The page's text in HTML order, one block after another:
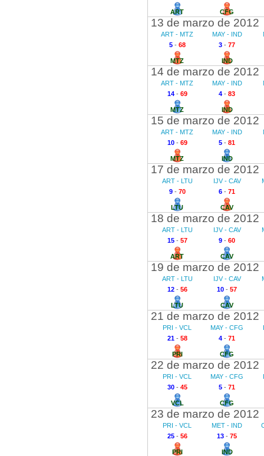
ART CFG
13 de marzo de 2012
ART - MTZ
5- 68
MTZ
MAY - IND
3 - 77
IND
14 de marzo de 2012
ART - MTZ
14- 69
MTZ
MAY - IND
4 - 83
IND
15 de marzo de 2012
ART - MTZ
10- 69
MTZ
MAY - IND
5 - 81
IND
17 de marzo de 2012
ART - LTU
9- 70
LTU
IJV - CAV
6 - 71
CAV
18 de marzo de 2012
ART - LTU
15- 57
ART
IJV - CAV
9 - 60
CAV
19 de marzo de 2012
ART - LTU
12- 56
LTU
IJV - CAV
10 - 57
CAV
21 de marzo de 2012
PRI - VCL
21- 58
PRI
MAY - CFG
4 - 71
CFG
22 de marzo de 2012
PRI - VCL
30- 45
VCL
MAY - CFG
5 - 71
CFG
23 de marzo de 2012
PRI - VCL
25- 56
PRI
MET - IND
13 - 75
IND